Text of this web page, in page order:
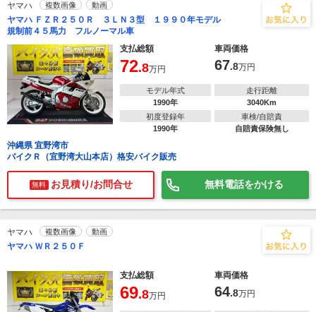
ヤマハ 複数画像 動画
ヤマハ ＦＺＲ２５０Ｒ ３ＬＮ３型 １９９０年モデル
規制前４５馬力 フルノーマル車
支払総額
車両価格
72.8万円 67.8万円
モデル年式
1990年
走行距離
3040Km
初度登録年
1990年
車検/自賠責
自賠責保険無し
沖縄県 宜野湾市
バイクＲ（宜野湾大山本店）格安バイク販売
無料 お見積り/お問合せ 無料電話をかける
ヤマハ 複数画像 動画
ヤマハ ＷＲ２５０Ｆ
支払総額 車両価格
69.8万円 64.8万円